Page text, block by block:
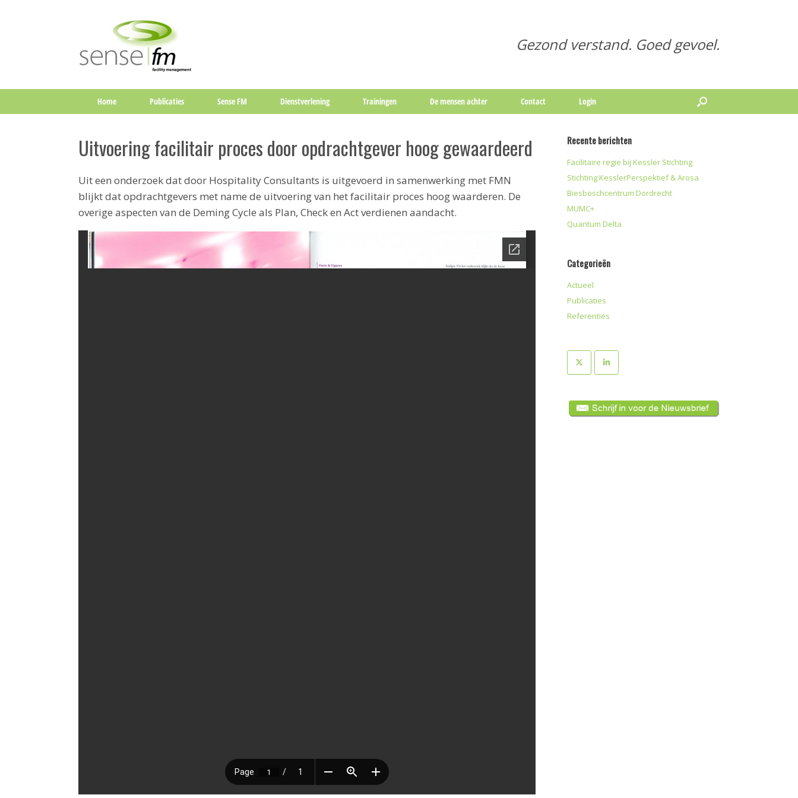
Gezond verstand. Goed gevoel.
Home Publicaties Sense FM Dienstverlening Trainingen De mensen achter Contact Login
Uitvoering facilitair proces door opdrachtgever hoog gewaardeerd
Uit een onderzoek dat door Hospitality Consultants is uitgevoerd in samenwerking met FMN
blijkt dat opdrachtgevers met name de uitvoering van het facilitair proces hoog waarderen. De
overige aspecten van de Deming Cycle als Plan, Check en Act verdienen aandacht.
Recente berichten
Facilitaire regie bij Kessler Stichting
Stichting KesslerPerspektief & Arosa
Biesboschcentrum Dordrecht
MUMC+
Quantum Delta
Categorieën
Actueel
Publicaties
Referenties